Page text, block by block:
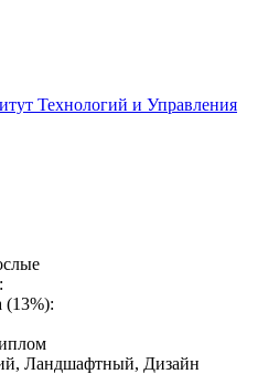
(13%):
Ландшафтный, Дизайн